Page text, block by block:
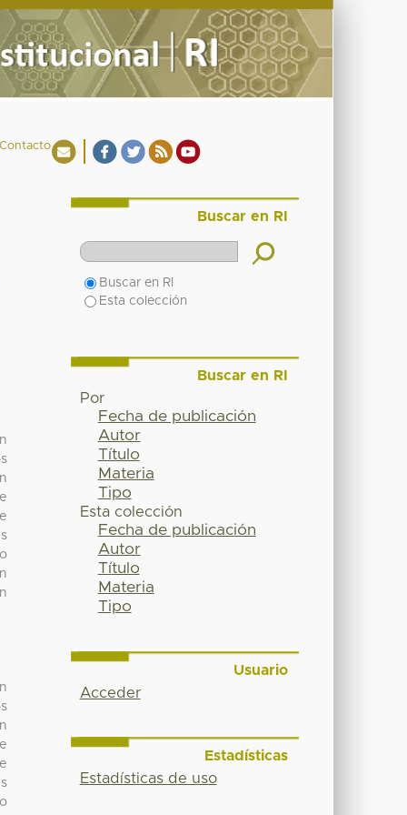
Contacto
Buscar en RI
Buscar en RI
Esta colección
Buscar en RI
Por
Fecha de publicación
Autor
Título
Materia
Tipo
Esta colección
Fecha de publicación
Autor
Título
Materia
Tipo
Usuario
Acceder
Estadísticas
Estadísticas de uso